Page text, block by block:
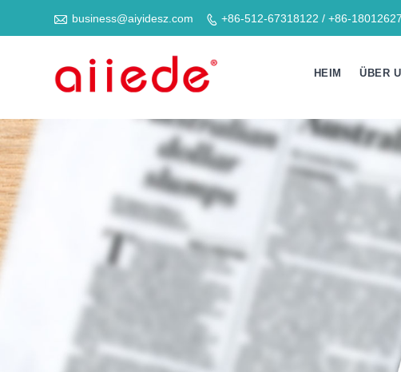
 business@aiyidesz.com  +86-512-67318122 / +86-
HEIM ÜBER